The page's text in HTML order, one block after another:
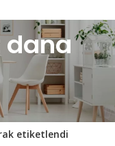
dana
etiketlendi